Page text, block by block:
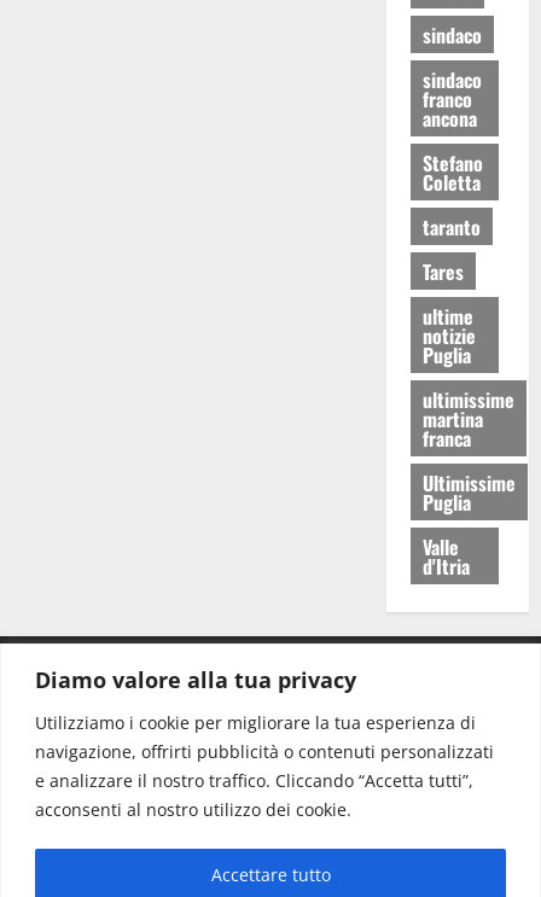
Diamo valore alla tua privacy
Utilizziamo i cookie per migliorare la tua esperienza di
navigazione, offrirti pubblicità o contenuti personalizzati
e analizzare il nostro traffico. Cliccando “Accetta tutti”,
acconsenti al nostro utilizzo dei cookie.
Accettare tutto
sindaco
sindaco
franco
ancona
Stefano
Coletta
taranto
Tares
ultime
notizie
Puglia
ultimissime
martina
franca
Ultimissime
Puglia
Valle
d'Itria
Redazione: redazione@www.martinasera.it
Direttore:direttore@www.martinasera.it
Info & Commerciale:info@www.martinasera.it